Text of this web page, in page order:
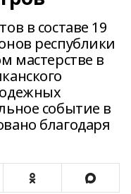
в составе 19
республики
мастерстве в
событие в
благодаря